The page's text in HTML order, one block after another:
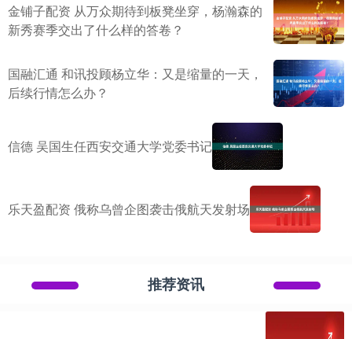
金铺子配资 从万众期待到板凳坐穿，杨瀚森的
新秀赛季交出了什么样的答卷？
国融汇通 和讯投顾杨立华：又是缩量的一天，
后续行情怎么办？
信德 吴国生任西安交通大学党委书记
乐天盈配资 俄称乌曾企图袭击俄航天发射场
推荐资讯